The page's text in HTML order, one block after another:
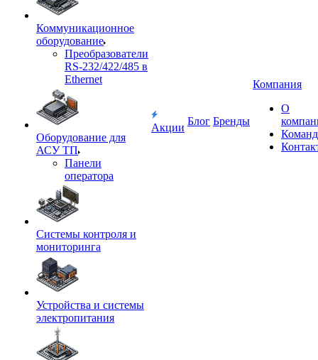
Коммуникационное
оборудование
Преобразователи
RS-232/422/485 в
Ethernet
Оборудование для
АСУ ТП
Панели
оператора
Системы контроля и
мониторинга
Устройства и системы
электропитания
Акции
Блог Бренды
Компания
О